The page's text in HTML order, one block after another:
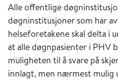
Alle offentlige
døgninstitusjoner som har
helseforetakene skal delta i
at alle døgnpasienter i PHV
muligheten til å svare på
innlagt, men nærmest mulig